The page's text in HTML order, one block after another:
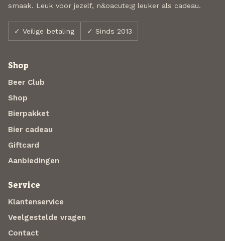
smaak. Leuk voor jezelf, n&oacute;g leuker als cadeau.
✓ Veilige betaling ✓ Sinds 2013
Shop
Beer Club
Shop
Bierpakket
Bier cadeau
Giftcard
Aanbiedingen
Service
Klantenservice
Veelgestelde vragen
Contact